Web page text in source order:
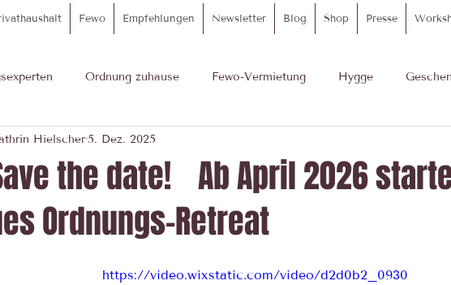
Fewo Empfehlungen Newsletter Blog Shop Presse
Ordnung zuhause Fewo-Vermietung Hygge
in mein Team proWIN Yourday
the date! Ab April 2026
Ordnungs-Retreat
Hielscher5. Dez. 2025
https://video.wixstatic.com/video/d2d0b2_0930